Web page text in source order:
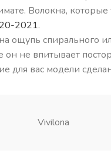
Волокна, которые
2021.
ощупь спирального
не впитывает
для вас модели
Vivilona